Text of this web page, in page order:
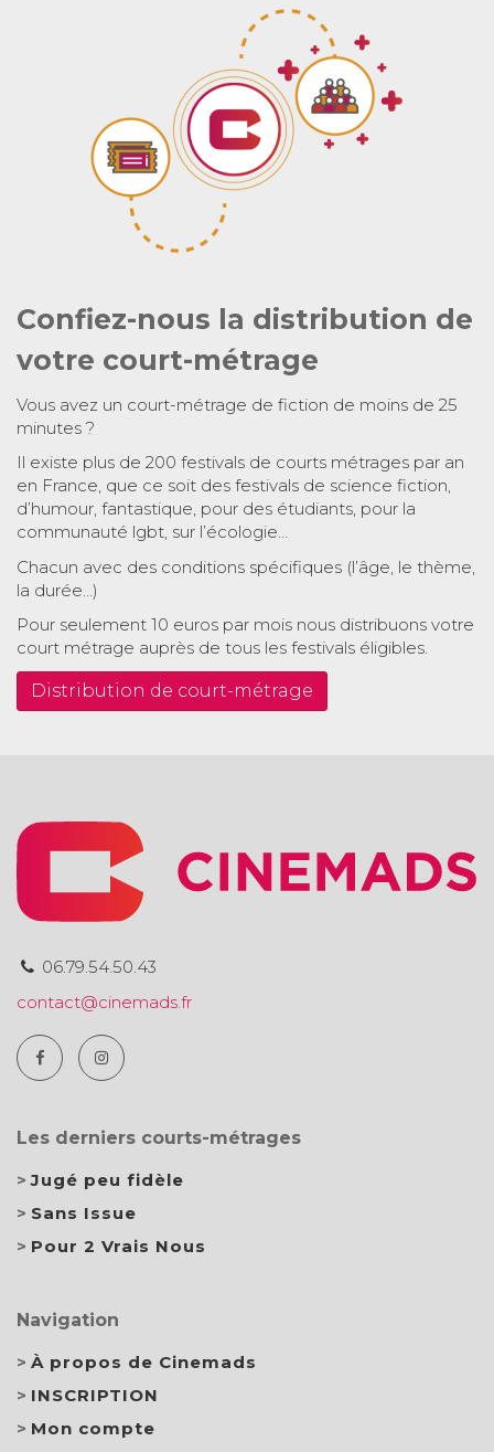
Confiez-nous la distribution de
votre court-métrage
Vous avez un court-métrage de fiction de moins de 25
minutes ?
Il existe plus de 200 festivals de courts métrages par an
en France, que ce soit des festivals de science fiction,
d’humour, fantastique, pour des étudiants, pour la
communauté lgbt, sur l’écologie…
Chacun avec des conditions spécifiques (l’âge, le thème,
la durée…)
Pour seulement 10 euros par mois nous distribuons votre
court métrage auprès de tous les festivals éligibles.
Distribution de court-métrage
06.79.54.50.43
contact@cinemads.fr
Les derniers courts-métrages
Jugé peu fidèle
Sans Issue
Pour 2 Vrais Nous
Navigation
À propos de Cinemads
INSCRIPTION
Mon compte